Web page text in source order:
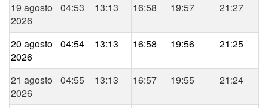
19 agosto
2026
04:53 13:13 16:58 19:57 21:27
20 agosto
2026
04:54 13:13 16:58 19:56 21:25
21 agosto
2026
04:55 13:13 16:57 19:55 21:24